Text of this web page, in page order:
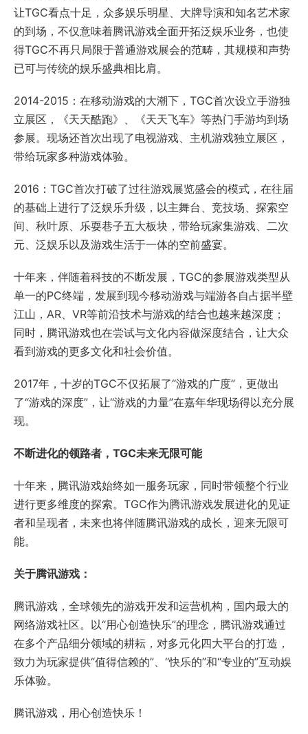
让TGC看点十足，众多娱乐明星、大牌导演和知名艺术家
的到场，不仅意味着腾讯游戏全面开拓泛娱乐业务，也使
得TGC不再只局限于普通游戏展会的范畴，其规模和声势
已可与传统的娱乐盛典相比肩。
2014-2015：在移动游戏的大潮下，TGC首次设立手游独
立展区，《天天酷跑》、《天天飞车》等热门手游均到场
参展。现场还首次出现了电视游戏、主机游戏独立展区，
带给玩家多种游戏体验。
2016：TGC首次打破了过往游戏展览盛会的模式，在往届
的基础上进行了泛娱乐升级，以主舞台、竞技场、探索空
间、秋叶原、乐耍巷子五大板块，带给玩家集游戏、二次
元、泛娱乐以及游戏生活于一体的空前盛宴。
十年来，伴随着科技的不断发展，TGC的参展游戏类型从
单一的PC终端，发展到现今移动游戏与端游各自占据半壁
江山，AR、VR等前沿技术与游戏的结合也越来越深度；
同时，腾讯游戏也在尝试与文化内容做深度结合，让大众
看到游戏的更多文化和社会价值。
2017年，十岁的TGC不仅拓展了“游戏的广度”，更做出
了“游戏的深度”，让“游戏的力量”在嘉年华现场得以充分展
现。
不断进化的领路者， TGC未来无限可能
十年来，腾讯游戏始终如一服务玩家，同时带领整个行业
进行更多维度的探索。TGC作为腾讯游戏发展进化的见证
者和呈现者，未来也将伴随腾讯游戏的成长，迎来无限可
能。
关于腾讯游戏：
腾讯游戏，全球领先的游戏开发和运营机构，国内最大的
网络游戏社区。以“用心创造快乐”的理念，腾讯游戏通过
在多个产品细分领域的耕耘，对多元化四大平台的打造，
致力为玩家提供“值得信赖的”、“快乐的”和“专业的”互动娱
乐体验。
腾讯游戏，用心创造快乐！